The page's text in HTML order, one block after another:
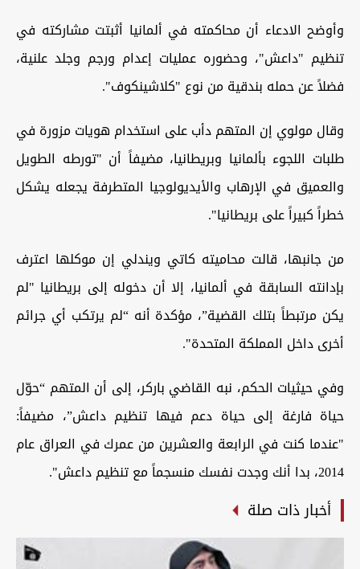
وأوضح الادعاء أن محاكمته في ألمانيا أثبتت مشاركته في
تنظيم "داعش"، وحضوره عمليات إعدام ورجم وجلد علنية،
فضلاً عن حمله بندقية من نوع "كلاشينكوف".
وقال مولوي إن المتهم دأب على استخدام هويات مزورة في
طلبات اللجوء بألمانيا وبريطانيا، مضيفاً أن "تورطه الطويل
والعميق في الإرهاب والأيديولوجيا المتطرفة يجعله يشكل
خطراً كبيراً على بريطانيا".
من جانبها، قالت محاميته كاتي ويندلي إن موكلها اعترف
بإدانته السابقة في ألمانيا، إلا أن دخوله إلى بريطانيا "لم
يكن مرتبطاً بتلك القضية”، مؤكدة أنه “لم يرتكب أي جرائم
أخرى داخل المملكة المتحدة".
وفي حيثيات الحكم، نبه القاضي باركر، إلى أن المتهم “حوّل
حياة فارغة إلى حياة دعم فيها تنظيم داعش”، مضيفاً:
"عندما كنت في الرابعة والعشرين من عمرك في العراق عام
2014، بدا أنك وجدت نفسك منسجماً مع تنظيم داعش".
أخبار ذات صلة